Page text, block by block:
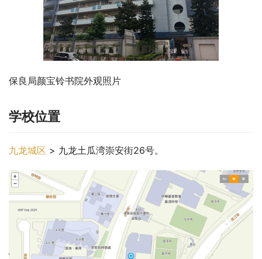
保良局颜宝铃书院外观照片
学校位置
九龙城区 > 九龙土瓜湾崇安街26号。